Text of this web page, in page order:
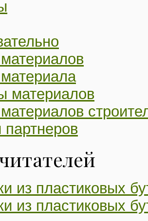
материалов
партнеров
из пластиковых
из пластиковых